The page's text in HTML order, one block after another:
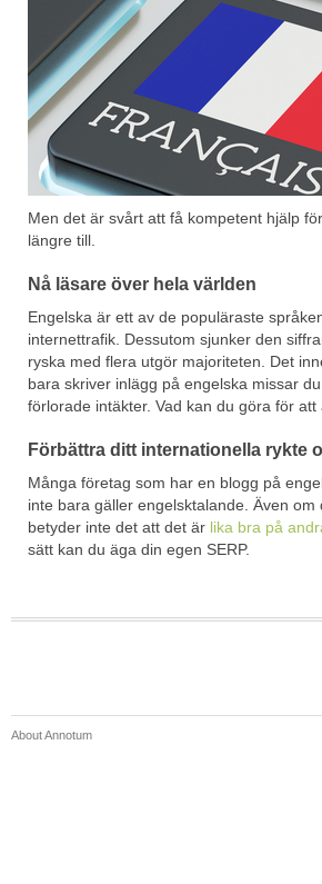
Men det är svårt att få kompetent hjälp
längre till.
Nå läsare över hela världen
Engelska är ett av de populäraste
internettrafik. Dessutom sjunker den
ryska med flera utgör majoriteten. Det
bara skriver inlägg på engelska missar
förlorade intäkter. Vad kan du göra för
Förbättra ditt internationella rykte
Många företag som har en blogg på
inte bara gäller engelsktalande. Även
betyder inte det att det är lika bra på
sätt kan du äga din egen SERP.
About Annotum